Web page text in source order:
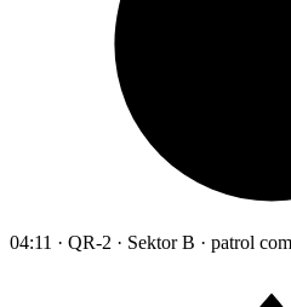
04:11 · QR-2 · Sektor B · patrol